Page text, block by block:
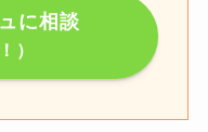
に相談
）